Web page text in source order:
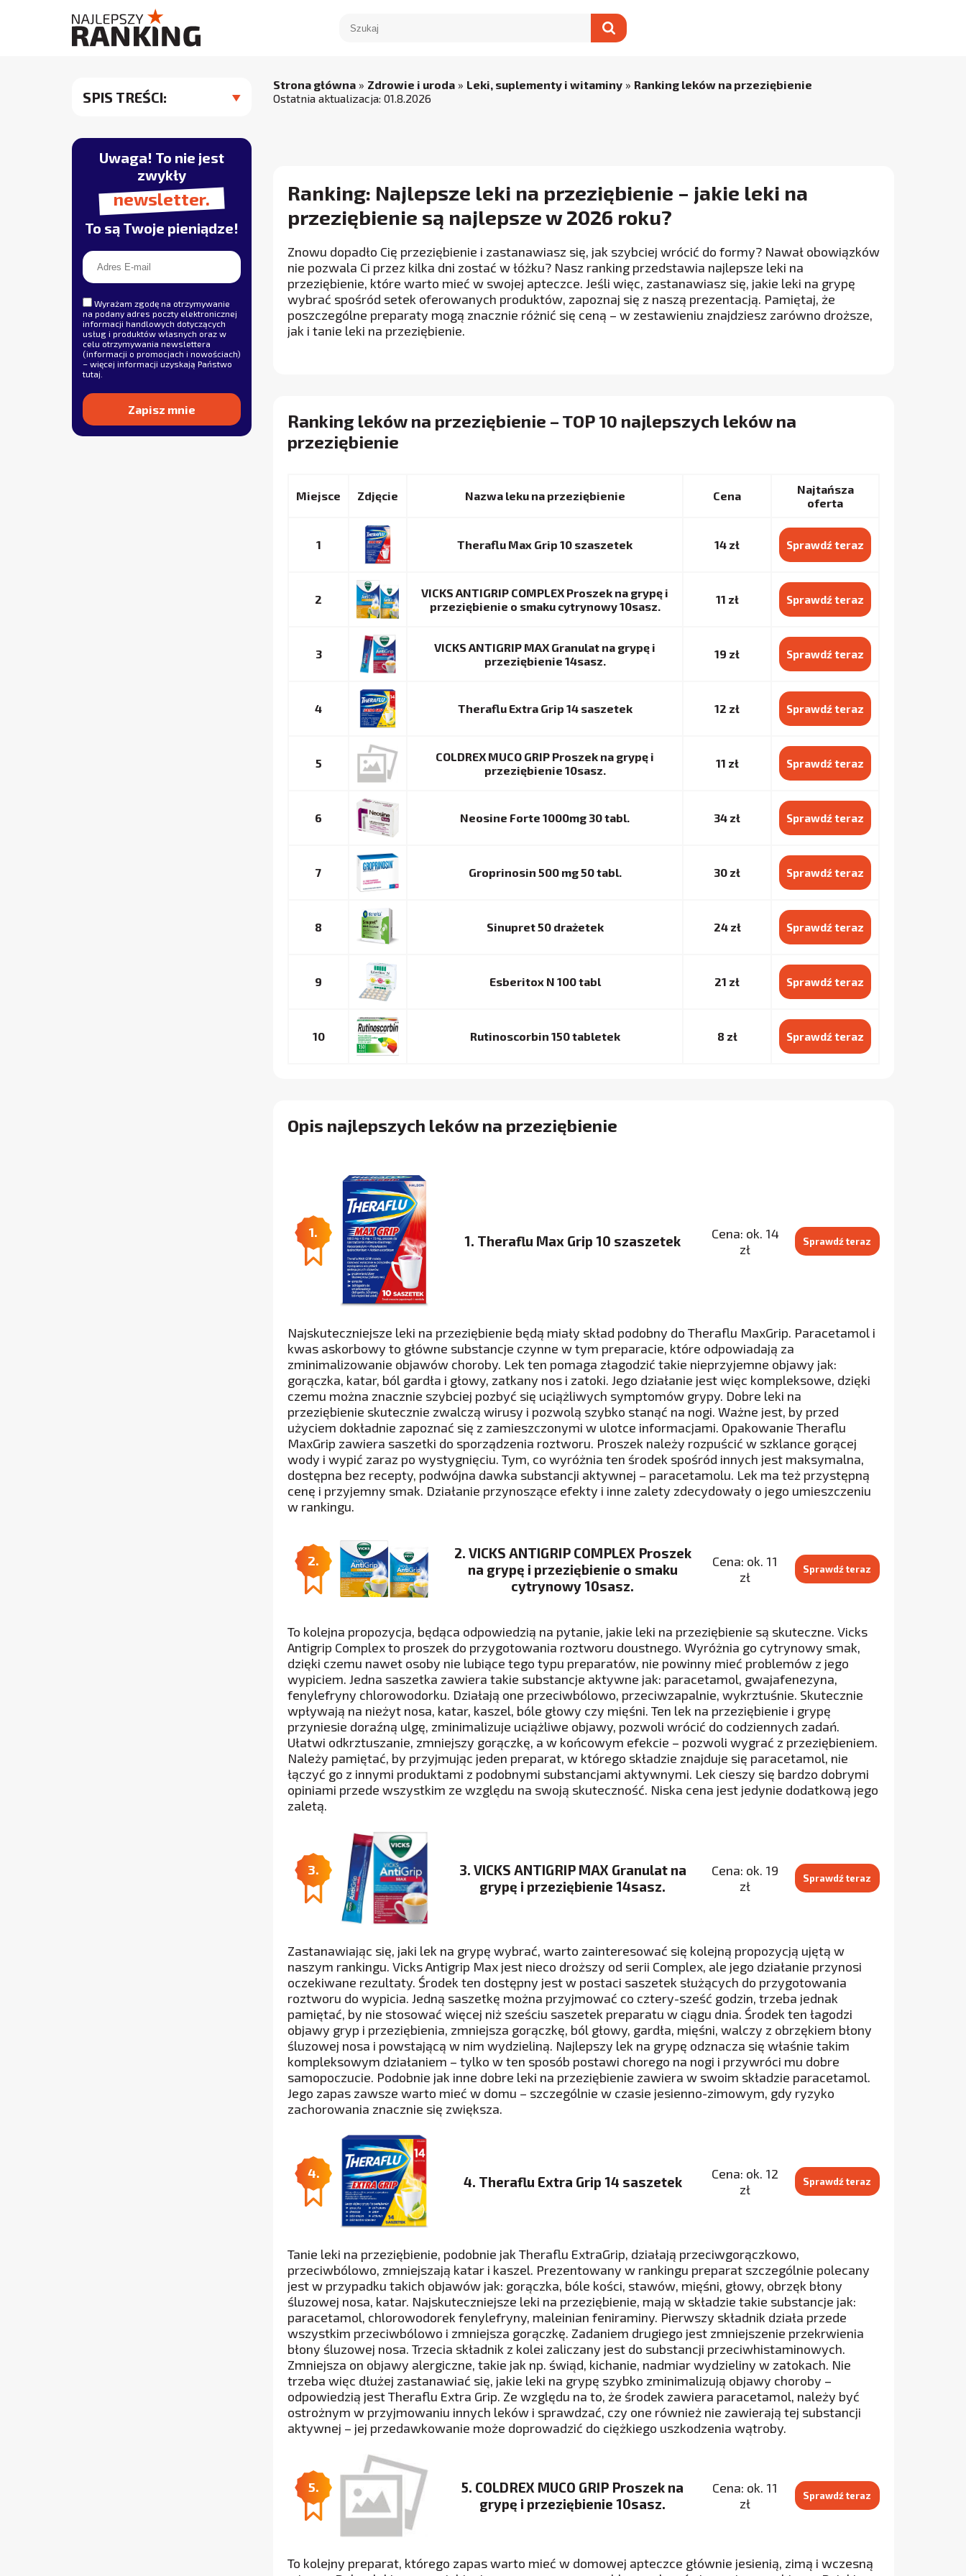
SPIS TREŚCI:
Uwaga! To nie jest
zwykły
newsletter.
To są Twoje pieniądze!
Wyrażam zgodę na otrzymywanie
na podany adres poczty elektronicznej
informacji handlowych dotyczących
usług i produktów własnych oraz w
celu otrzymywania newslettera
(informacji o promocjach i nowościach)
– więcej informacji uzyskają Państwo
tutaj
Strona główna » Zdrowie i uroda » Leki, suplementy i witaminy » Ranking leków na przeziębienie
Ostatnia aktualizacja: 01.8.2026
Ranking: Najlepsze leki na przeziębienie – jakie leki na
przeziębienie są najlepsze w 2026 roku?
Znowu dopadło Cię przeziębienie i zastanawiasz się, jak szybciej wrócić do formy? Nawał obowiązków
nie pozwala Ci przez kilka dni zostać w łóżku? Nasz ranking przedstawia najlepsze leki na
przeziębienie, które warto mieć w swojej apteczce. Jeśli więc, zastanawiasz się, jakie leki na grypę
wybrać spośród setek oferowanych produktów, zapoznaj się z naszą prezentacją. Pamiętaj, że
poszczególne preparaty mogą znacznie różnić się ceną – w zestawieniu znajdziesz zarówno droższe,
jak i tanie leki na przeziębienie.
Ranking leków na przeziębienie – TOP 10 najlepszych leków na
przeziębienie
Miejsce Nazwa leku na przeziębienie Cena
Najtańsza
oferta
1 Theraflu Max Grip 10 szaszetek 14 zł Sprawdź teraz
2
VICKS ANTIGRIP COMPLEX Proszek na grypę i
przeziębienie o smaku cytrynowy 10sasz.
11 zł Sprawdź teraz
3
VICKS ANTIGRIP MAX Granulat na grypę i
przeziębienie 14sasz.
19 zł Sprawdź teraz
4 Theraflu Extra Grip 14 saszetek 12 zł Sprawdź teraz
5
COLDREX MUCO GRIP Proszek na grypę i
przeziębienie 10sasz.
11 zł Sprawdź teraz
6 Neosine Forte 1000mg 30 tabl. 34 zł Sprawdź teraz
7 Groprinosin 500 mg 50 tabl. 30 zł Sprawdź teraz
8 Sinupret 50 drażetek 24 zł Sprawdź teraz
9 Esberitox N 100 tabl 21 zł Sprawdź teraz
10 Rutinoscorbin 150 tabletek 8 zł Sprawdź teraz
Opis najlepszych leków na przeziębienie
1.
1. Theraflu Max Grip 10 szaszetek
Cena: ok. 14
zł
Sprawdź teraz
Najskuteczniejsze leki na przeziębienie będą miały skład podobny do Theraflu MaxGrip. Paracetamol i
kwas askorbowy to główne substancje czynne w tym preparacie, które odpowiadają za
zminimalizowanie objawów choroby. Lek ten pomaga złagodzić takie nieprzyjemne objawy jak:
gorączka, katar, ból gardła i głowy, zatkany nos i zatoki. Jego działanie jest więc kompleksowe, dzięki
czemu można znacznie szybciej pozbyć się uciążliwych symptomów grypy. Dobre leki na
przeziębienie skutecznie zwalczą wirusy i pozwolą szybko stanąć na nogi. Ważne jest, by przed
użyciem dokładnie zapoznać się z zamieszczonymi w ulotce informacjami. Opakowanie Theraflu
MaxGrip zawiera saszetki do sporządzenia roztworu. Proszek należy rozpuścić w szklance gorącej
wody i wypić zaraz po wystygnięciu. Tym, co wyróżnia ten środek spośród innych jest maksymalna,
dostępna bez recepty, podwójna dawka substancji aktywnej – paracetamolu. Lek ma też przystępną
cenę i przyjemny smak. Działanie przynoszące efekty i inne zalety zdecydowały o jego umieszczeniu
w rankingu.
2.
2. VICKS ANTIGRIP COMPLEX Proszek
na grypę i przeziębienie o smaku
cytrynowy 10sasz.
Cena: ok. 11
zł
Sprawdź teraz
To kolejna propozycja, będąca odpowiedzią na pytanie, jakie leki na przeziębienie są skuteczne. Vicks
Antigrip Complex to proszek do przygotowania roztworu doustnego. Wyróżnia go cytrynowy smak,
dzięki czemu nawet osoby nie lubiące tego typu preparatów, nie powinny mieć problemów z jego
wypiciem. Jedna saszetka zawiera takie substancje aktywne jak: paracetamol, gwajafenezyna,
fenylefryny chlorowodorku. Działają one przeciwbólowo, przeciwzapalnie, wykrztuśnie. Skutecznie
wpływają na nieżyt nosa, katar, kaszel, bóle głowy czy mięśni. Ten lek na przeziębienie i grypę
przyniesie doraźną ulgę, zminimalizuje uciążliwe objawy, pozwoli wrócić do codziennych zadań.
Ułatwi odkrztuszanie, zmniejszy gorączkę, a w końcowym efekcie – pozwoli wygrać z przeziębieniem.
Należy pamiętać, by przyjmując jeden preparat, w którego składzie znajduje się paracetamol, nie
łączyć go z innymi produktami z podobnymi substancjami aktywnymi. Lek cieszy się bardzo dobrymi
opiniami przede wszystkim ze względu na swoją skuteczność. Niska cena jest jedynie dodatkową jego
zaletą.
3.
3. VICKS ANTIGRIP MAX Granulat na
grypę i przeziębienie 14sasz.
Cena: ok. 19
zł
Sprawdź teraz
Zastanawiając się, jaki lek na grypę wybrać, warto zainteresować się kolejną propozycją ujętą w
naszym rankingu. Vicks Antigrip Max jest nieco droższy od serii Complex, ale jego działanie przynosi
oczekiwane rezultaty. Środek ten dostępny jest w postaci saszetek służących do przygotowania
roztworu do wypicia. Jedną saszetkę można przyjmować co cztery-sześć godzin, trzeba jednak
pamiętać, by nie stosować więcej niż sześciu saszetek preparatu w ciągu dnia. Środek ten łagodzi
objawy gryp i przeziębienia, zmniejsza gorączkę, ból głowy, gardła, mięśni, walczy z obrzękiem błony
śluzowej nosa i powstającą w nim wydzieliną. Najlepszy lek na grypę odznacza się właśnie takim
kompleksowym działaniem – tylko w ten sposób postawi chorego na nogi i przywróci mu dobre
samopoczucie. Podobnie jak inne dobre leki na przeziębienie zawiera w swoim składzie paracetamol.
Jego zapas zawsze warto mieć w domu – szczególnie w czasie jesienno-zimowym, gdy ryzyko
zachorowania znacznie się zwiększa.
4.
4. Theraflu Extra Grip 14 saszetek
Cena: ok. 12
zł
Sprawdź teraz
Tanie leki na przeziębienie, podobnie jak Theraflu ExtraGrip, działają przeciwgorączkowo,
przeciwbólowo, zmniejszają katar i kaszel. Prezentowany w rankingu preparat szczególnie polecany
jest w przypadku takich objawów jak: gorączka, bóle kości, stawów, mięśni, głowy, obrzęk błony
śluzowej nosa, katar. Najskuteczniejsze leki na przeziębienie, mają w składzie takie substancje jak:
paracetamol, chlorowodorek fenylefryny, maleinian feniraminy. Pierwszy składnik działa przede
wszystkim przeciwbólowo i zmniejsza gorączkę. Zadaniem drugiego jest zmniejszenie przekrwienia
błony śluzowej nosa. Trzecia składnik z kolei zaliczany jest do substancji przeciwhistaminowych.
Zmniejsza on objawy alergiczne, takie jak np. świąd, kichanie, nadmiar wydzieliny w zatokach. Nie
trzeba więc dłużej zastanawiać się, jakie leki na grypę szybko zminimalizują objawy choroby –
odpowiedzią jest Theraflu Extra Grip. Ze względu na to, że środek zawiera paracetamol, należy być
ostrożnym w przyjmowaniu innych leków i sprawdzać, czy one również nie zawierają tej substancji
aktywnej – jej przedawkowanie może doprowadzić do ciężkiego uszkodzenia wątroby.
5.
5. COLDREX MUCO GRIP Proszek na
grypę i przeziębienie 10sasz.
Cena: ok. 11
zł
Sprawdź teraz
To kolejny preparat, którego zapas warto mieć w domowej apteczce głównie jesienią, zimą i wczesną